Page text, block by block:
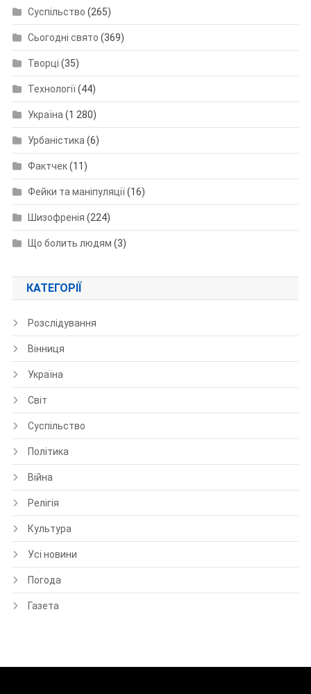
Суспільство (265)
Сьогодні свято (369)
Творці (35)
Технології(44)
Україна(1 280)
Урбаністика(6)
Фактчек(11)
Фейки та маніпуляції(16)
Шизофренія (224)
Що болить людям (3)
КАТЕГОРІЇ
Розслідування
Вінниця
Україна
Світ
Суспільство
Політика
Війна
Релігія
Культура
Усі новини
Погода
Газета